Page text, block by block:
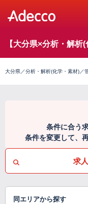
【大分県×分析・解
大分県／分析・解析(化学・素材)／
条件に合う
条件を変更して、
求
同エリアから探す